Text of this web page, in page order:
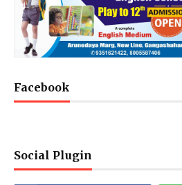
Facebook
Social Plugin